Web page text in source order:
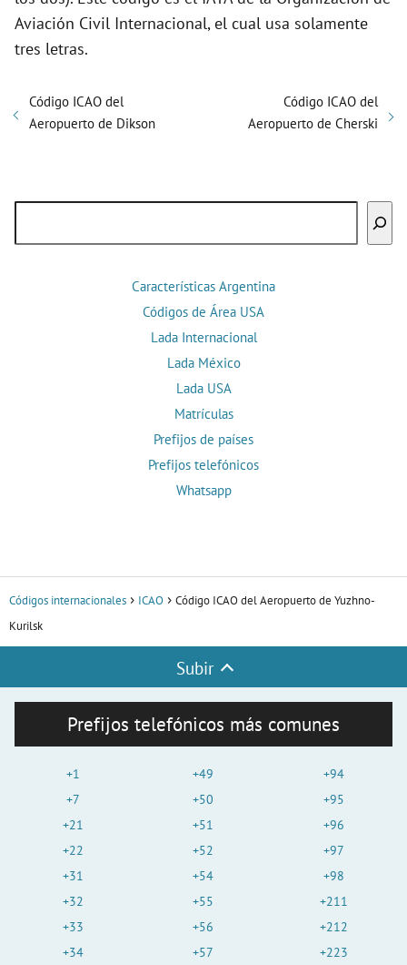
Aviación Civil Internacional, el cual usa solamente
tres letras.
Código ICAO del
Aeropuerto de Dikson
Código ICAO del
Aeropuerto de Cherski
Características Argentina
Códigos de Área USA
Lada Internacional
Lada México
Lada USA
Matrículas
Prefijos de países
Prefijos telefónicos
Whatsapp
Códigos internacionales ICAO
Código ICAO del Aeropuerto de Yuzhno-
Kurilsk
Subir
Prefijos telefónicos más comunes
+1
+7
+21
+22
+31
+32
+33
+34
+49
+50
+51
+52
+54
+55
+56
+57
+94
+95
+96
+97
+98
+211
+212
+223